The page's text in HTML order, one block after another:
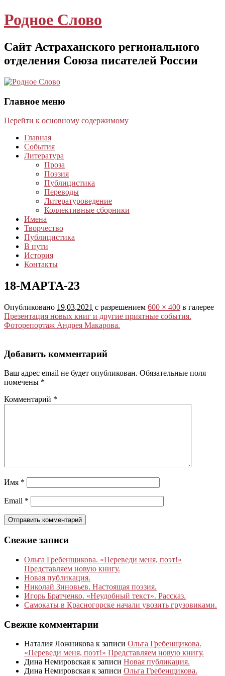
Родное Слово
Сайт Астраханского регионального
отделения Союза писателей России
Главное меню
Перейти к основному содержимому
Главная
События
Литература
Проза
Поэзия
Публицистика
Переводы
Литературоведение
Коллективные сборники
Имена
Творчество
Публицистика
В пути
История
Контакты
18-МАРТА-23
Опубликовано 19.03.2021 с разрешением 600 × 400 в галерее
Презентация новых книг и другие приятные события.
Фоторепортаж Андрея Макарова.
Добавить комментарий
Ваш адрес email не будет опубликован. Обязательные поля
помечены *
Комментарий *
Имя *
Email *
Свежие записи
Ольга Гребенщикова. «Переведи меня, поэт!»
Представляем новую книгу.
Новая публикация.
Николай Зиновьев. Настоящая поэзия.
Игорь Братченко. «Неудобный текст». Рассказ.
Самокаты в Красногорске начали увозить грузовиками.
Свежие комментарии
Наталия Ложникова к записи Ольга Гребенщикова.
«Переведи меня, поэт!» Представляем новую книгу.
Дина Немировская к записи Новая публикация.
Дина Немировская к записи Ольга Гребенщикова.